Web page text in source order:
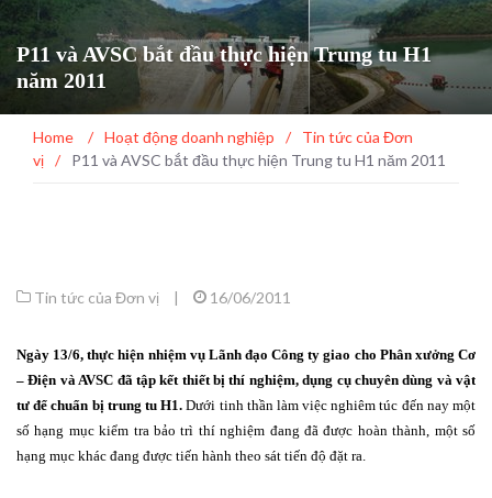
P11 và AVSC bắt đầu thực hiện Trung tu H1
năm 2011
Home / Hoạt động doanh nghiệp /
Tin tức của Đơn
vị / P11 và AVSC bắt đầu thực hiện Trung tu H1 năm 2011
Tin tức của Đơn vị | 16/06/2011
Ngày 13/6, thực hiện nhiệm vụ Lãnh đạo Công ty giao cho Phân xưởng Cơ
– Điện và AVSC đã tập kết thiết bị thí nghiệm, dụng cụ chuyên dùng và vật
tư để chuẩn bị trung tu H1.Dưới tinh thần làm việc nghiêm túc đến nay một
số hạng mục kiểm tra bảo trì thí nghiệm đang đã được hoàn thành, một số
hạng mục khác đang được tiến hành theo sát tiến độ đặt ra.